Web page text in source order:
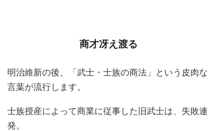
商才冴え渡る
明治維新の後、「武士・士族の商法」という皮肉な
言葉が流行します。
士族授産によって商業に従事した旧武士は、失敗連
発。